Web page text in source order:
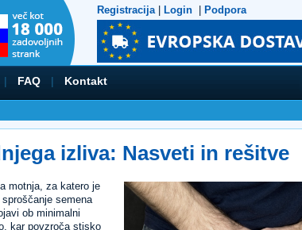
Registracija| Login Podpora
| FAQ | Kontakt
izliva: Nasveti in rešitve
motnja, za katero je
semena
ob minimalni
kar povzroča stisko